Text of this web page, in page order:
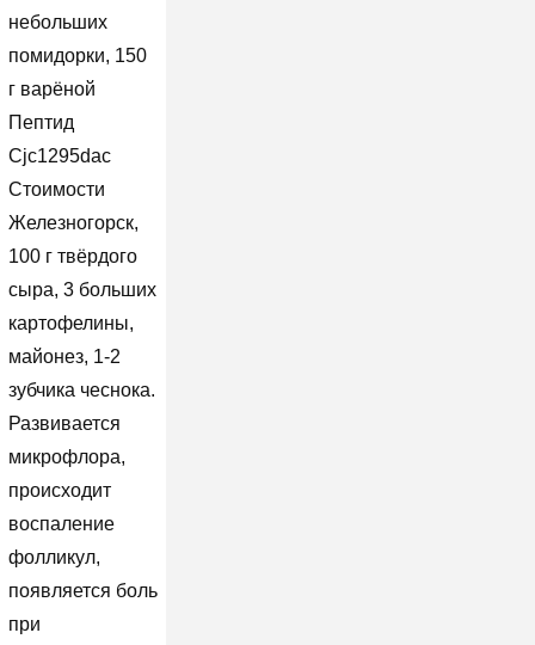
небольших
помидорки, 150
г варёной
Пептид
Cjc1295dac
Стоимости
Железногорск,
100 г твёрдого
сыра, 3 больших
картофелины,
майонез, 1-2
зубчика чеснока.
Развивается
микрофлора,
происходит
воспаление
фолликул,
появляется боль
при